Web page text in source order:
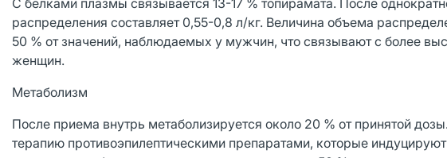
С белками плазмы связывается 13-17 % топирамата. После
распределения составляет 0,55-0,8 л/кг. Величина объема
50 % от значений, наблюдаемых у мужчин, что связывают с более
женщин.
Метаболизм
После приема внутрь метаболизируется около 20 % от принятой
терапию противоэпилептическими препаратами, которые